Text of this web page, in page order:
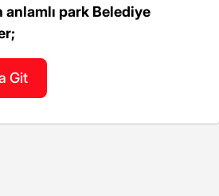
anlamlı park Belediye
Git